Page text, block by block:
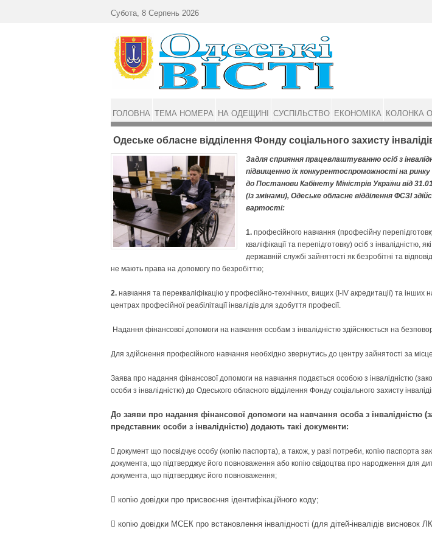
Одеське обласне відділення Фонду соціального захисту
Задля сприяння працевлаштуванню осіб з
підвищенню їх конкурентоспроможності на ринку
до Постанови Кабінету Міністрів України від
(із змінами), Одеське обласне відділення ФСЗІ
вартості:
1. професійного навчання (професійну
кваліфікації та перепідготовку) осіб з інвалідністю,
державній службі зайнятості як безробітні та
не мають права на допомогу по безробіттю;
2. навчання та перекваліфікацію у професійно-технічних, вищих (І-ІV акредитації) та інших
центрах професійної реабілітації інвалідів для здобуття професії.
Надання фінансової допомоги на навчання особам з інвалідністю здійснюється на
Для здійснення професійного навчання необхідно звернутись до центру зайнятості за
Заява про надання фінансової допомоги на навчання подається особою з інвалідністю
особи з інвалідністю) до Одеського обласного відділення Фонду соціального захисту
До заяви про надання фінансової допомоги на навчання особа з інвалідністю
представник особи з інвалідністю) додають такі документи:
 документ що посвідчує особу (копію паспорта), а також, у разі потреби, копію паспорта
документа, що підтверджує його повноваження або копію свідоцтва про народження для
документа, що підтверджує його повноваження;
 копію довідки про присвоєння ідентифікаційного коду;
 копію довідки МСЕК про встановлення інвалідності (для дітей-інвалідів висновок
Субота, 8 Серпень 2026
ГОЛОВНА ТЕМА НОМЕРА НА ОДЕЩИНІ СУСПІЛЬСТВО ЕКОНОМІКА КОЛОНКА